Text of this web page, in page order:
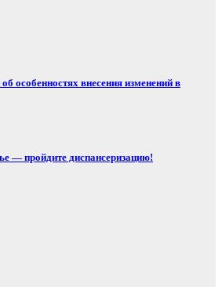
особенностях внесения изменений в
— пройдите диспансеризацию!